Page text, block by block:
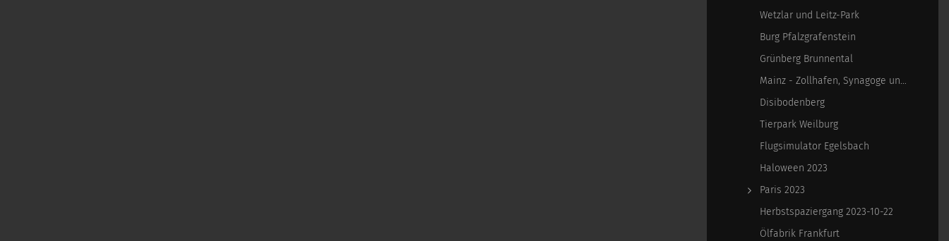
Wetzlar und Leitz-Park
Burg Pfalzgrafenstein
Grünberg Brunnental
Mainz - Zollhafen, Synagoge und Sonstiges
Disibodenberg
Tierpark Weilburg
Flugsimulator Egelsbach
Haloween 2023
Paris 2023
Herbstspaziergang 2023-10-22
Ölfabrik Frankfurt